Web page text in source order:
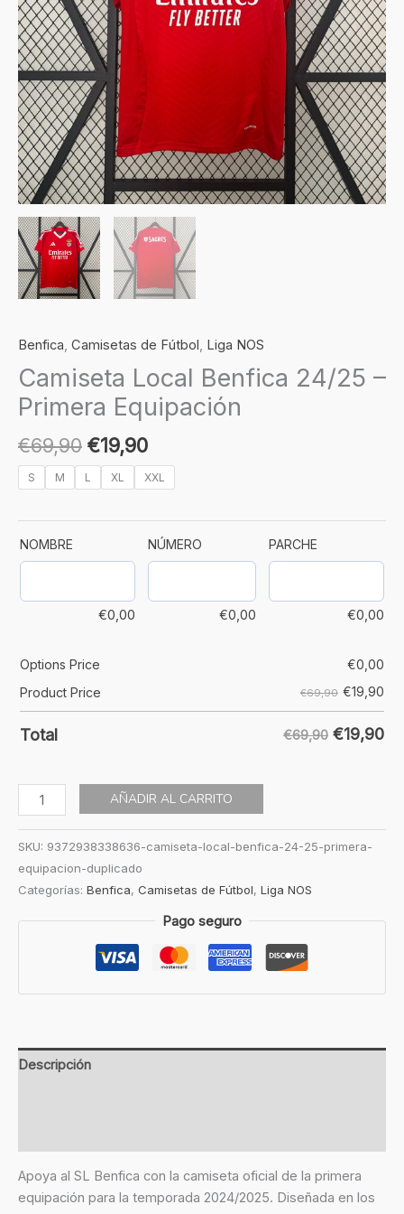
Benfica, Camisetas de Fútbol, Liga NOS
Camiseta Local Benfica 24/25 –
Primera Equipación
€69,90 €19,90
S M L XL XXL
NOMBRE
€0,00
NÚMERO
€0,00
PARCHE
€0,00
Options Price €0,00
Product Price
€69,90 €19,90
Total €69,90 €19,90
AÑADIR AL CARRITO
SKU: 9372938338636-camiseta-local-benfica-24-25-primera-
equipacion-duplicado
Categorías: Benfica, Camisetas de Fútbol, Liga NOS
Pago seguro
Descripción
Apoya al SL Benfica con la camiseta oficial de la primera
equipación para la temporada 2024/2025. Diseñada en los